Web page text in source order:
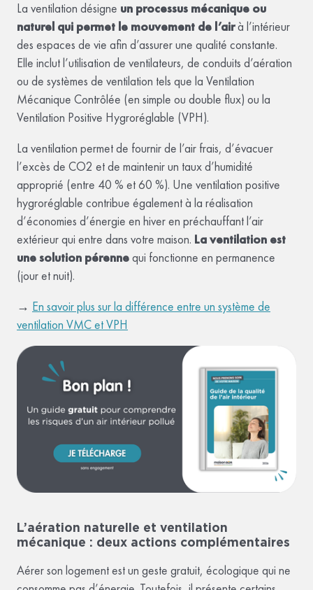
La ventilation désigne un processus mécanique ou
naturel qui permet le mouvement de l’airà l’intérieur
des espaces de vie afin d’assurer une qualité constante.
Elle inclut l’utilisation de ventilateurs, de conduits d’aération
ou de systèmes de ventilation tels que la Ventilation
Mécanique Contrôlée (en simple ou double flux) ou la
Ventilation Positive Hygroréglable (VPH).
La ventilation permet de fournir de l’air frais, d’évacuer
l’excès de CO2 et de maintenir un taux d’humidité
approprié (entre 40 % et 60 %). Une ventilation positive
hygroréglable contribue également à la réalisation
d’économies d’énergie en hiver en préchauffant l’air
extérieur qui entre dans votre maison. La ventilation est
une solution pérennequi fonctionne en permanence
(jour et nuit).
→ En savoir plus sur la différence entre un système de
ventilation VMC et VPH
L’aération naturelle et ventilation
mécanique : deux actions complémentaires
Aérer son logement est un geste gratuit, écologique qui ne